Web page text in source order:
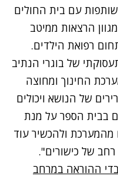
עם בית החולים
הרצאות ממיטב
רפואת הילדים.
של בוגרי הנתיב
החינוך ומחוצה
של הנושא ויכולים
בבית הספר על מנת
מהמערכת ולהכשיר עוד
של כישורים".
ההוראה במרחב